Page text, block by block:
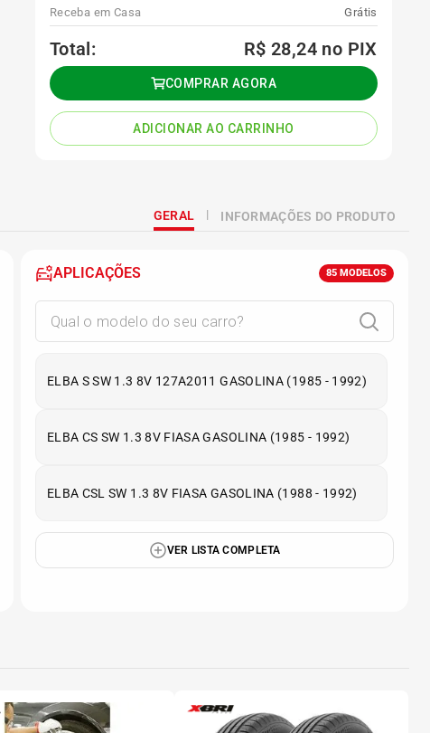
Receba em Casa
Grátis
Total: R$ 28,24 no PIX
COMPRAR AGORA
ADICIONAR AO CARRINHO
GERAL INFORMAÇÕES DO PRODUTO
APLICAÇÕES 85 MODELOS
ELBA S SW 1.3 8V 127A2011 GASOLINA (1985 - 1992)
ELBA CS SW 1.3 8V FIASA GASOLINA (1985 - 1992)
ELBA CSL SW 1.3 8V FIASA GASOLINA (1988 - 1992)
VER LISTA COMPLETA